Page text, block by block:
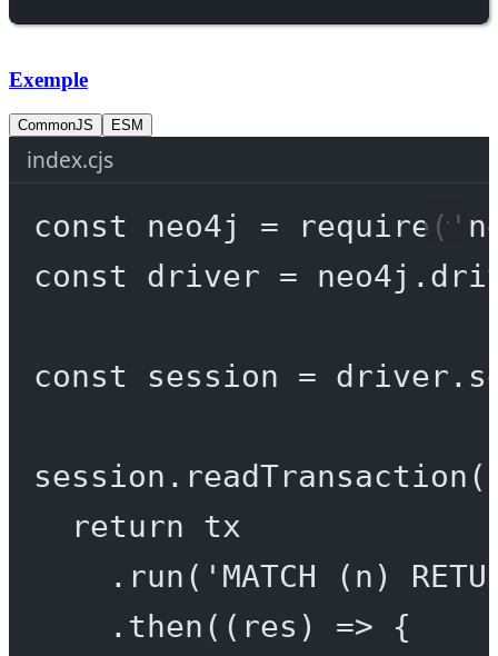
Exemple
CommonJS ESM
index.cjs
const neo4j = require (
const
driver = neo4j.
const session = driver.
session. readTransaction
return tx
. run ( 'MATCH (n)
. then (( res ) => {